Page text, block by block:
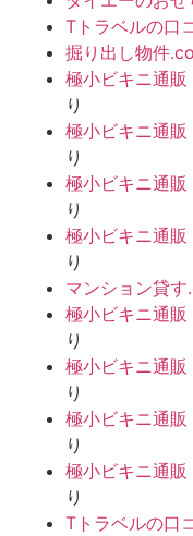
Tトラベルの口
掘り出し物件
極小ビキニ通販
り
極小ビキニ通販
り
極小ビキニ通販
り
極小ビキニ通販
り
マンション貸す
極小ビキニ通販
り
極小ビキニ通販
り
極小ビキニ通販
り
極小ビキニ通販
り
Tトラベルの口